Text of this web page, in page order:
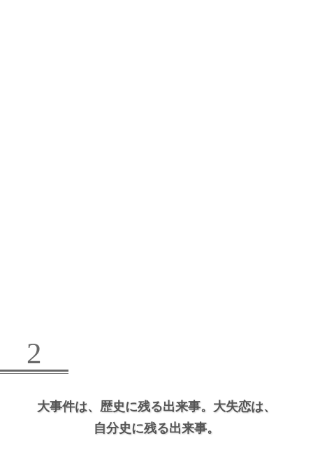
2
大事件は、 歴史に残る出来事。 大失恋は、
自分史に残る出来事。